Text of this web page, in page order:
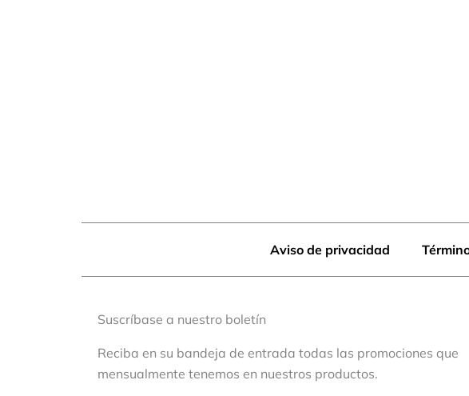
Aviso de privacidad
Suscríbase a nuestro boletín
Reciba en su bandeja de entrada todas las promociones que
mensualmente tenemos en nuestros productos.